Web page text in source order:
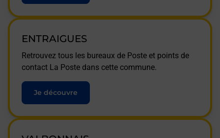
ENTRAIGUES
Retrouvez tous les bureaux de Poste et points de
contact La Poste dans cette commune.
Je découvre